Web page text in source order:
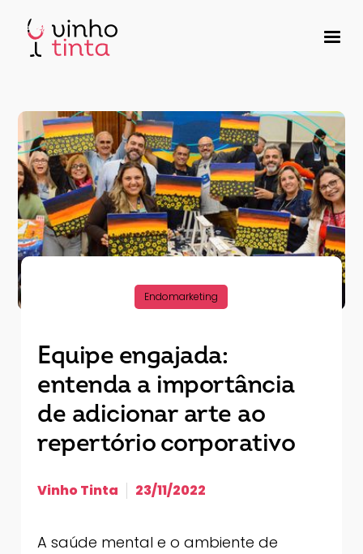
Endomarketing
Equipe engajada:
entenda a importância
de adicionar arte ao
repertório corporativo
Vinho Tinta 23/11/2022
A saúde mental e o ambiente de